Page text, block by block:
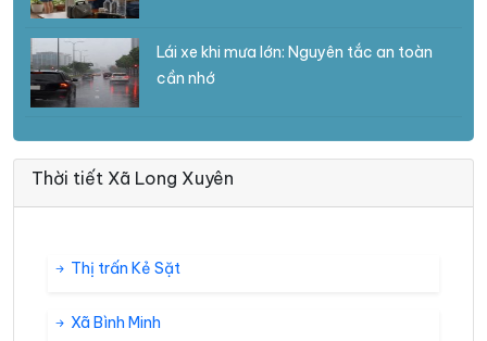
Lái xe khi mưa lớn: Nguyên tắc an toàn
cần nhớ
Thời tiết Xã Long Xuyên
Thị trấn Kẻ Sặt
Xã Bình Minh